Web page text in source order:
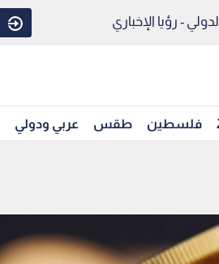
- رؤيا الإخباري
فلسطين طقس عربي ودولي